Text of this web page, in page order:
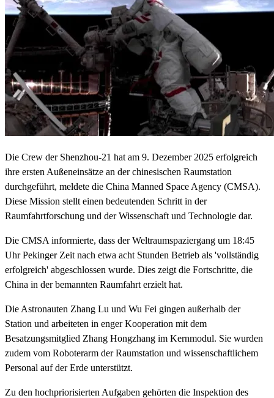
Die Crew der Shenzhou-21 hat am 9. Dezember 2025 erfolgreich
ihre ersten Außeneinsätze an der chinesischen Raumstation
durchgeführt, meldete die China Manned Space Agency (CMSA).
Diese Mission stellt einen bedeutenden Schritt in der
Raumfahrtforschung und der Wissenschaft und Technologie dar.
Die CMSA informierte, dass der Weltraumspaziergang um 18:45
Uhr Pekinger Zeit nach etwa acht Stunden Betrieb als 'vollständig
erfolgreich' abgeschlossen wurde. Dies zeigt die Fortschritte, die
China in der bemannten Raumfahrt erzielt hat.
Die Astronauten Zhang Lu und Wu Fei gingen außerhalb der
Station und arbeiteten in enger Kooperation mit dem
Besatzungsmitglied Zhang Hongzhang im Kernmodul. Sie wurden
zudem vom Roboterarm der Raumstation und wissenschaftlichem
Personal auf der Erde unterstützt.
Zu den hochpriorisierten Aufgaben gehörten die Inspektion des